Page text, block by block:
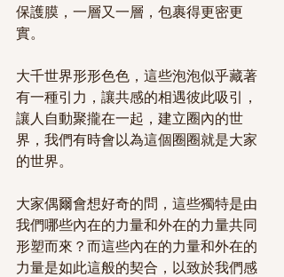
保護膜，一層又一層，包裹得更密更
實。
大千世界形形色色，這些泡泡似乎藏著
有一種引力，讓共感的相遇彼此吸引，
讓人自動聚攏在一起，建立圈內的世
界，我們有時會以為這個圈圈就是大家
的世界。
大家偶爾會想好奇的問，這些獨特是由
我們哪些內在的力量和外在的力量共同
形塑而來？而這些內在的力量和外在的
力量是如此這般的契合，以致於我們感